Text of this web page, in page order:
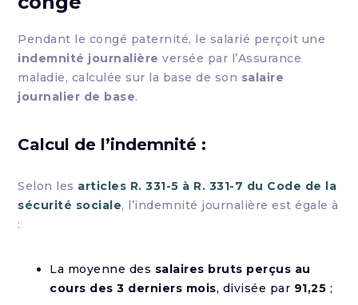
Pendant le congé paternité, le salarié perçoit une
indemnité journalière versée par l’Assurance
maladie, calculée sur la base de son salaire
journalier de base.
Calcul de l’indemnité :
Selon les articles R. 331-5 à R. 331-7 du Code de la
sécurité sociale, l’indemnité journalière est égale à
:
La moyenne des salaires bruts perçus au
cours des 3 derniers mois, divisée par 91,25 ;